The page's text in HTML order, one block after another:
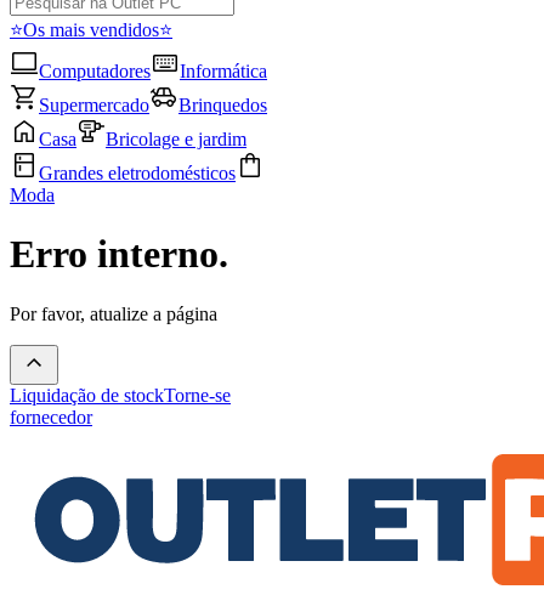
⭐Os mais vendidos⭐
Computadores
Informática
Supermercado
Brinquedos
Casa
Bricolage e jardim
Grandes eletrodomésticos
Moda
Erro interno.
Por favor, atualize a página
Liquidação de stockTorne-se
fornecedor